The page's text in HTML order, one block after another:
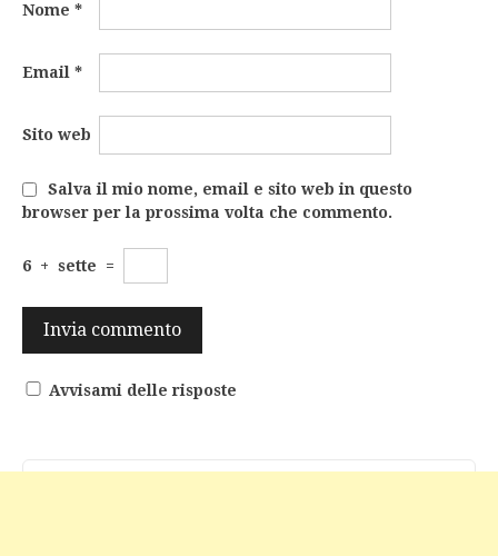
Nome *
Email *
Sito web
Salva il mio nome, email e sito web in questo
browser per la prossima volta che commento.
6 + sette =
Avvisami delle risposte